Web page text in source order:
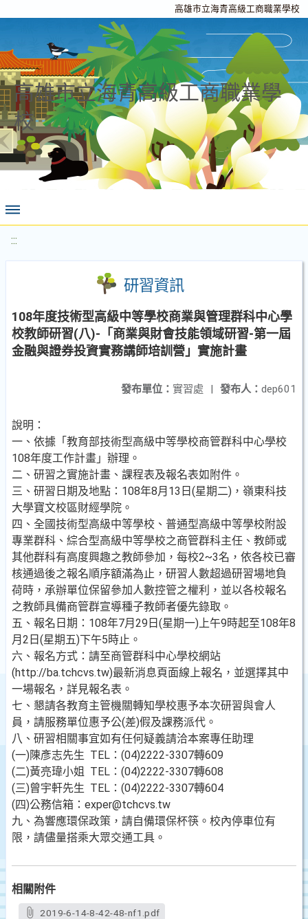
高雄市立海青高級工商職業學校
高雄市立海青高級工商職業學
校
:::
研習資訊
108年度技術型高級中等學校商業與管理群科中心學
校教師研習(八)-「商業與財會技能領域研習-第一屆
金融與證券投資實務講師培訓營」實施計畫
發布人： dep601
發布單位： 實習處 |
說明：
一、依據「教育部技術型高級中等學校商管群科中心學校
108年度工作計畫」辦理。
二、研習之實施計畫、課程表及報名表如附件。
三、研習日期及地點：108年8月13日(星期二)，嶺東科技
大學寶文校區財經學院。
四、全國技術型高級中等學校、普通型高級中等學校附設
專業群科、綜合型高級中等學校之商管群科主任、教師或
其他群科有高度興趣之教師參加，每校2~3名，依各校已審
核通過後之報名順序額滿為止，研習人數超過研習場地負
荷時，承辦單位保留參加人數控管之權利，並以各校報名
之教師具備商管群宣導種子教師者優先錄取。
五、報名日期：108年7月29日(星期一)上午9時起至108年8
月2日(星期五)下午5時止。
六、報名方式：請至商管群科中心學校網站
(http://ba.tchcvs.tw)最新消息頁面線上報名，並選擇其中
一場報名，詳見報名表。
七、懇請各教育主管機關轉知學校惠予本次研習與會人
員，請服務單位惠予公(差)假及課務派代。
八、研習相關事宜如有任何疑義請洽本案專任助理
(一)陳彥志先生 TEL：(04)2222-3307轉609
(二)黃亮瑋小姐 TEL：(04)2222-3307轉608
(三)曾宇軒先生 TEL：(04)2222-3307轉604
(四)公務信箱：exper@tchcvs.tw
九、為響應環保政策，請自備環保杯筷。校內停車位有
限，請儘量搭乘大眾交通工具。
相關附件
2019-6-14-8-42-48-nf1.pdf